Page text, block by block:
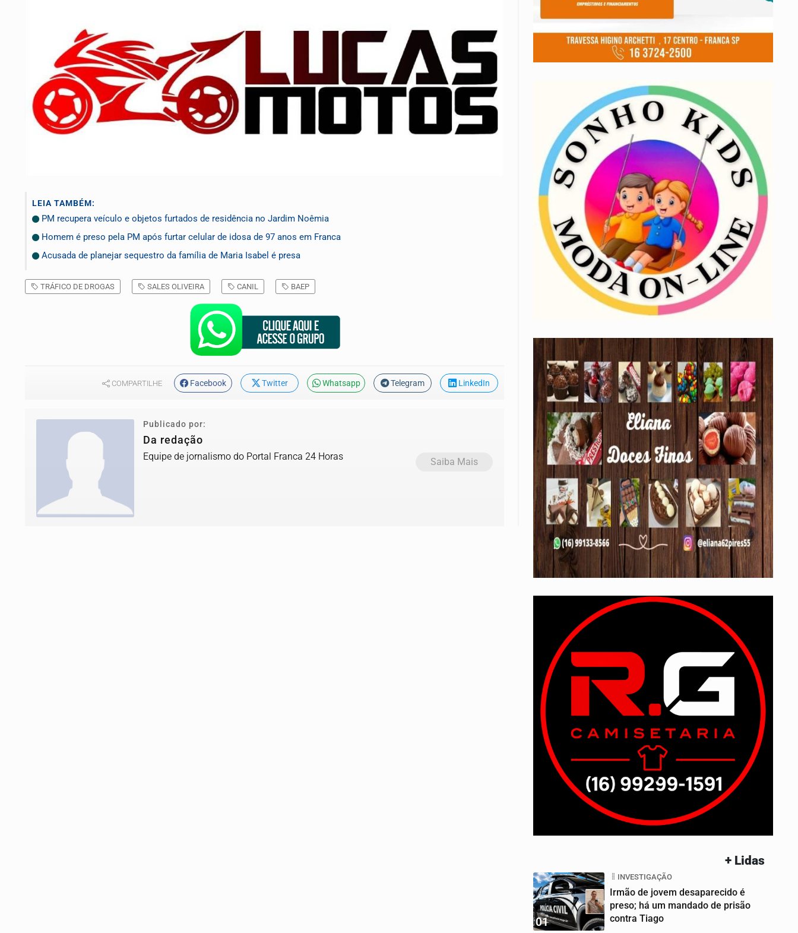
LEIA TAMBÉM:
PM recupera veículo e objetos furtados de residência no Jardim Noêmia
Homem é preso pela PM após furtar celular de idosa de 97 anos em Franca
Acusada de planejar sequestro da família de Maria Isabel é presa
TRÁFICO DE DROGAS SALES OLIVEIRA CANIL BAEP
COMPARTILHE Facebook Twitter Whatsapp Telegram LinkedIn
Publicado por:
Da redação
Equipe de jornalismo do Portal Franca 24 Horas Saiba Mais
+ Lidas
01
INVESTIGAÇÃO
Irmão de jovem desaparecido é
preso; há um mandado de prisão
contra Tiago